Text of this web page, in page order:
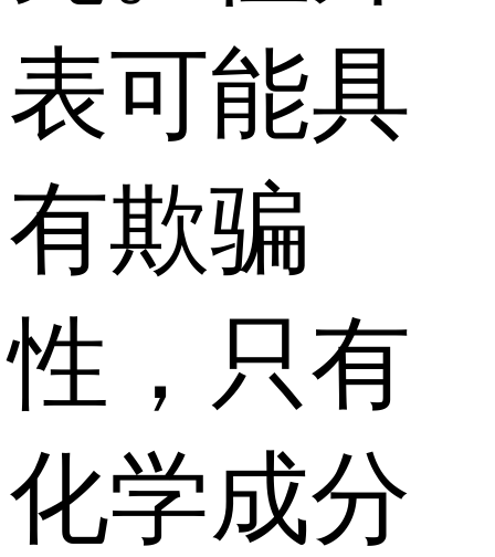
表可能具
有欺骗
性，只有
化学成分